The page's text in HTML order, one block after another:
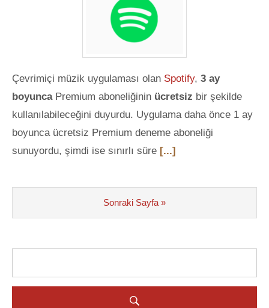
Çevrimiçi müzik uygulaması olan Spotify, 3 ay
boyuncaPremium aboneliğinin ücretsiz bir şekilde
kullanılabileceğini duyurdu. Uygulama daha önce 1 ay
boyunca ücretsiz Premium deneme aboneliği
sunuyordu, şimdi ise sınırlı süre [...]
Sonraki Sayfa »